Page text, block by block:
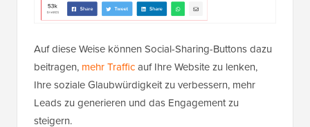
Auf diese Weise können Social-Sharing-Buttons dazu
beitragen, mehr Trafficauf Ihre Website zu lenken,
Ihre soziale Glaubwürdigkeit zu verbessern, mehr
Leads zu generieren und das Engagement zu
steigern.